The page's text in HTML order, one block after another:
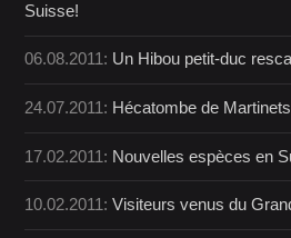
Suisse!
06.08.2011: Un Hibou petit-duc
24.07.2011: Hécatombe de
17.02.2011: Nouvelles espèces en
10.02.2011:Visiteurs venus du